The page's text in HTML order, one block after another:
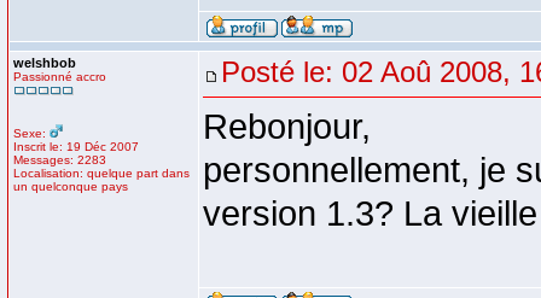
welshbob
Passionné accro
Sexe:
Inscrit le: 19 Déc 2007
Messages: 2283
Localisation: quelque part dans
un quelconque pays
Posté le: 02 Aoû 2008,
Rebonjour,
personnellement, je
version 1.3? La